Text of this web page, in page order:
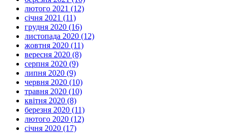
лютого 2021 (12)
січня 2021 (11)
грудня 2020 (16)
листопада 2020 (12)
жовтня 2020 (11)
вересня 2020 (8)
серпня 2020 (9)
липня 2020 (9)
червня 2020 (10)
травня 2020 (10)
квітня 2020 (8)
березня 2020 (11)
лютого 2020 (12)
січня 2020 (17)